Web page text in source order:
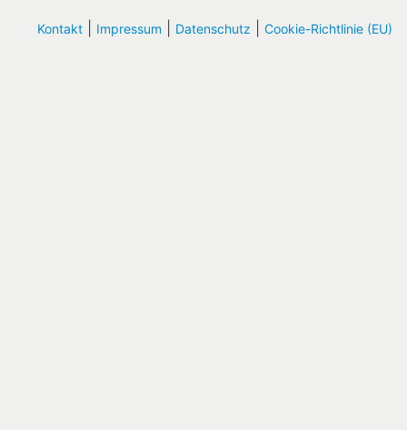
Kontakt| Impressum Datenschutz Cookie-Richtlinie (EU)